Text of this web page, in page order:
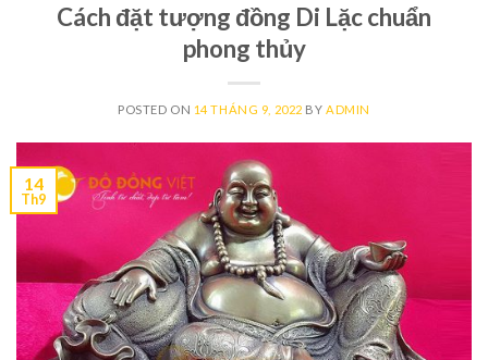
Cách đặt tượng đồng Di Lặc chuẩn
phong thủy
POSTED ON 14 THÁNG 9, 2022 BY ADMIN
14
Th9